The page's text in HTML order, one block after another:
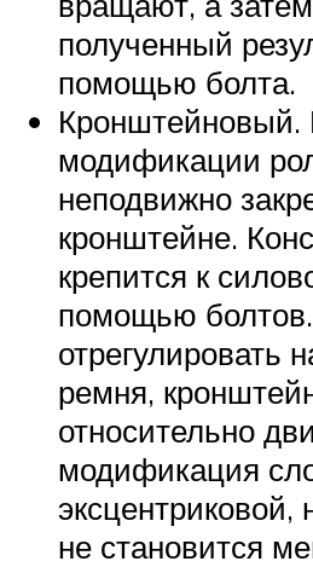
полученный
помощью болта.
Кронштейновый.
модификации
неподвижно
кронштейне.
крепится к
помощью
отрегулировать
ремня,
относительно
модификация
эксцентриковой,
не становится